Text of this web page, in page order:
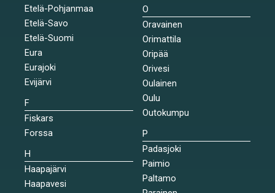
Etelä-Pohjanmaa
Etelä-Savo
Etelä-Suomi
Eura
Eurajoki
Evijärvi
F
Fiskars
Forssa
H
Haapajärvi
Haapavesi
O
Oravainen
Orimattila
Oripää
Orivesi
Oulainen
Oulu
Outokumpu
P
Padasjoki
Paimio
Paltamo